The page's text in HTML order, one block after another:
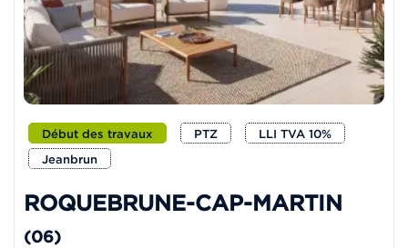
Début des travaux PTZ
LLI TVA 10%
Jeanbrun
ROQUEBRUNE-CAP-MARTIN
(06)